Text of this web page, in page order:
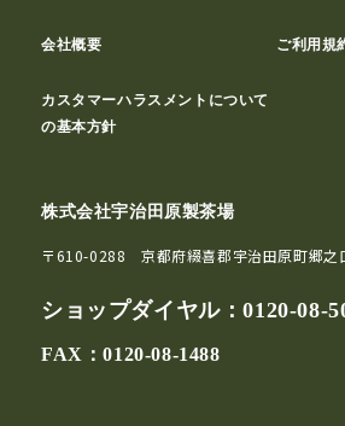
会社概要 ご利用規
カスタマーハラスメントについて
の基本方針
株式会社宇治田原製茶場
〒610-0288 京都府綴喜郡宇治田原町郷之
ショップダイヤル：0120-08-
FAX：0120-08-1488